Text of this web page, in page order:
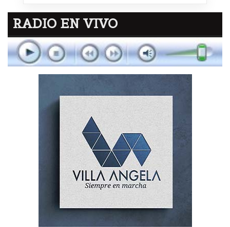
RADIO EN VIVO